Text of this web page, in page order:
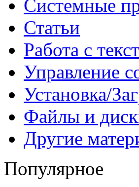
Системные
Статьи
Работа с
Управление
Установка/
Файлы и
Другие
Популярное